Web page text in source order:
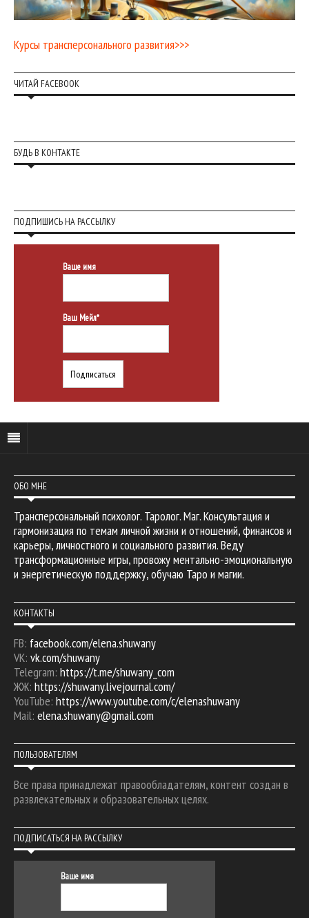
Курсы трансперсонального развития>>>
ЧИТАЙ FACEBOOK
БУДЬ В КОНТАКТЕ
ПОДПИШИСЬ НА РАССЫЛКУ
Ваше имя
Ваш Мейл*
ОБО МНЕ
Трансперсональный психолог. Таролог. Маг. Консультация и
гармонизация по темам личной жизни и отношений, финансов и
карьеры, личностного и социального развития. Веду
трансформационные игры, провожу ментально-эмоциональную
и энергетическую поддержку, обучаю Таро и магии.
КОНТАКТЫ
FB: facebook.com/elena.shuwany
VK: vk.com/shuwany
Telegram: https://t.me/shuwany_com
ЖЖ: https://shuwany.livejournal.com/
YouTube: https://www.youtube.com/c/elenashuwany
Mail: elena.shuwany@gmail.com
ПОЛЬЗОВАТЕЛЯМ
Все права принадлежат правообладателям, контент создан в
развлекательных и образовательных целях.
ПОДПИСАТЬСЯ НА РАССЫЛКУ
Ваше имя